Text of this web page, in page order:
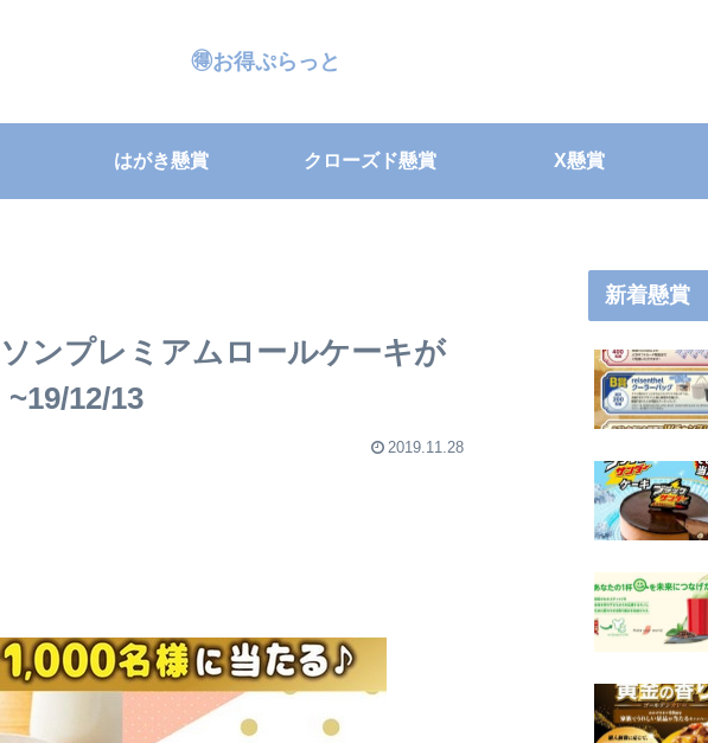
🉐お得ぷらっと
はがき懸賞 クローズド懸賞 X懸賞
ンプレミアムロールケーキが
12/13
2019.11.28
新着懸賞